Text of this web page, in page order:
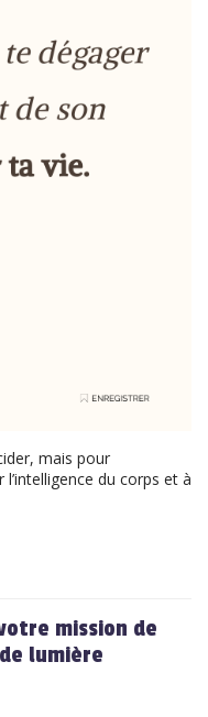
mais pour
du corps et à
mission de
lumière